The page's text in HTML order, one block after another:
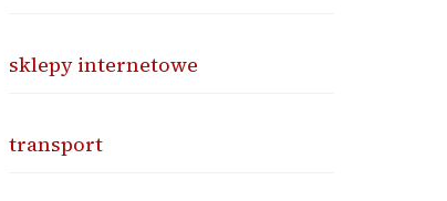
sklepy internetowe
transport